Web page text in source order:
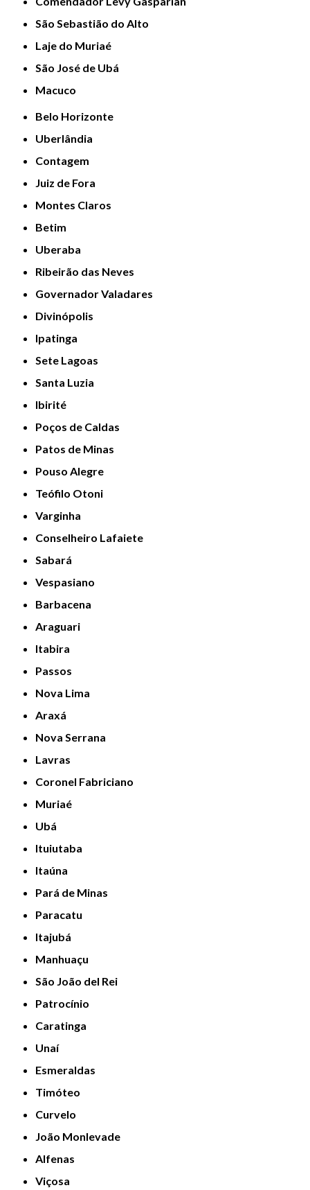
São Sebastião do Alto
Laje do Muriaé
São José de Ubá
Macuco
Belo Horizonte
Uberlândia
Contagem
Juiz de Fora
Montes Claros
Betim
Uberaba
Ribeirão das Neves
Governador Valadares
Divinópolis
Ipatinga
Sete Lagoas
Santa Luzia
Ibirité
Poços de Caldas
Patos de Minas
Pouso Alegre
Teófilo Otoni
Varginha
Conselheiro Lafaiete
Sabará
Vespasiano
Barbacena
Araguari
Itabira
Passos
Nova Lima
Araxá
Nova Serrana
Lavras
Coronel Fabriciano
Muriaé
Ubá
Ituiutaba
Itaúna
Pará de Minas
Paracatu
Itajubá
Manhuaçu
São João del Rei
Patrocínio
Caratinga
Unaí
Esmeraldas
Timóteo
Curvelo
João Monlevade
Alfenas
Viçosa